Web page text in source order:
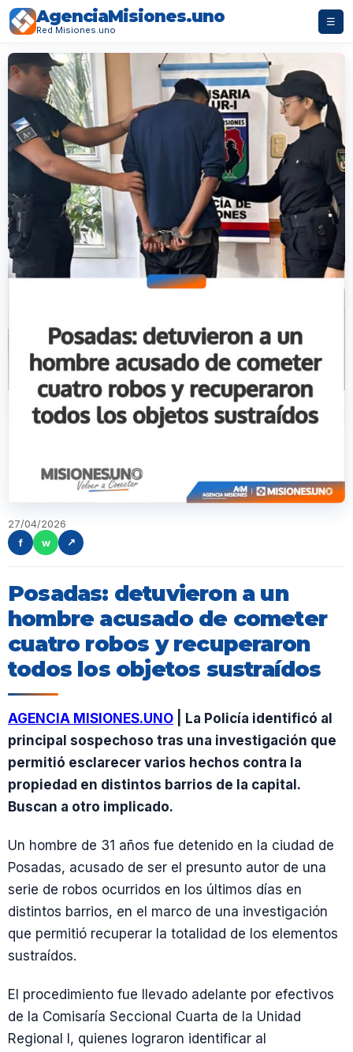
AgenciaMisiones.uno
Red Misiones.uno
☰
27/04/2026
f
w ↗
Posadas: detuvieron a un
hombre acusado de cometer
cuatro robos y recuperaron
todos los objetos sustraídos
AGENCIA MISIONES.UNO | La Policía identificó al
principal sospechoso tras una investigación que
permitió esclarecer varios hechos contra la
propiedad en distintos barrios de la capital.
Buscan a otro implicado.
Un hombre de 31 años fue detenido en la ciudad de
Posadas, acusado de ser el presunto autor de una
serie de robos ocurridos en los últimos días en
distintos barrios, en el marco de una investigación
que permitió recuperar la totalidad de los elementos
sustraídos.
El procedimiento fue llevado adelante por efectivos
de la Comisaría Seccional Cuarta de la Unidad
Regional I, quienes lograron identificar al